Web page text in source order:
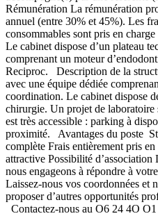
Rémunération La rémunération
annuel (entre 30% et 45%). Les
consommables sont pris en
Le cabinet dispose d’un plateau
comprenant un moteur
Reciproc. Description de la
avec une équipe dédiée
coordination. Le cabinet dispose
chirurgie. Un projet de laboratoire
est très accessible : parking à
proximité. Avantages du poste
complète Frais entièrement pris
attractive Possibilité
nous engageons à répondre à
Laissez-nous vos coordonnées et
proposer d’autres opportunités
Contactez-nous au O6 24 4O